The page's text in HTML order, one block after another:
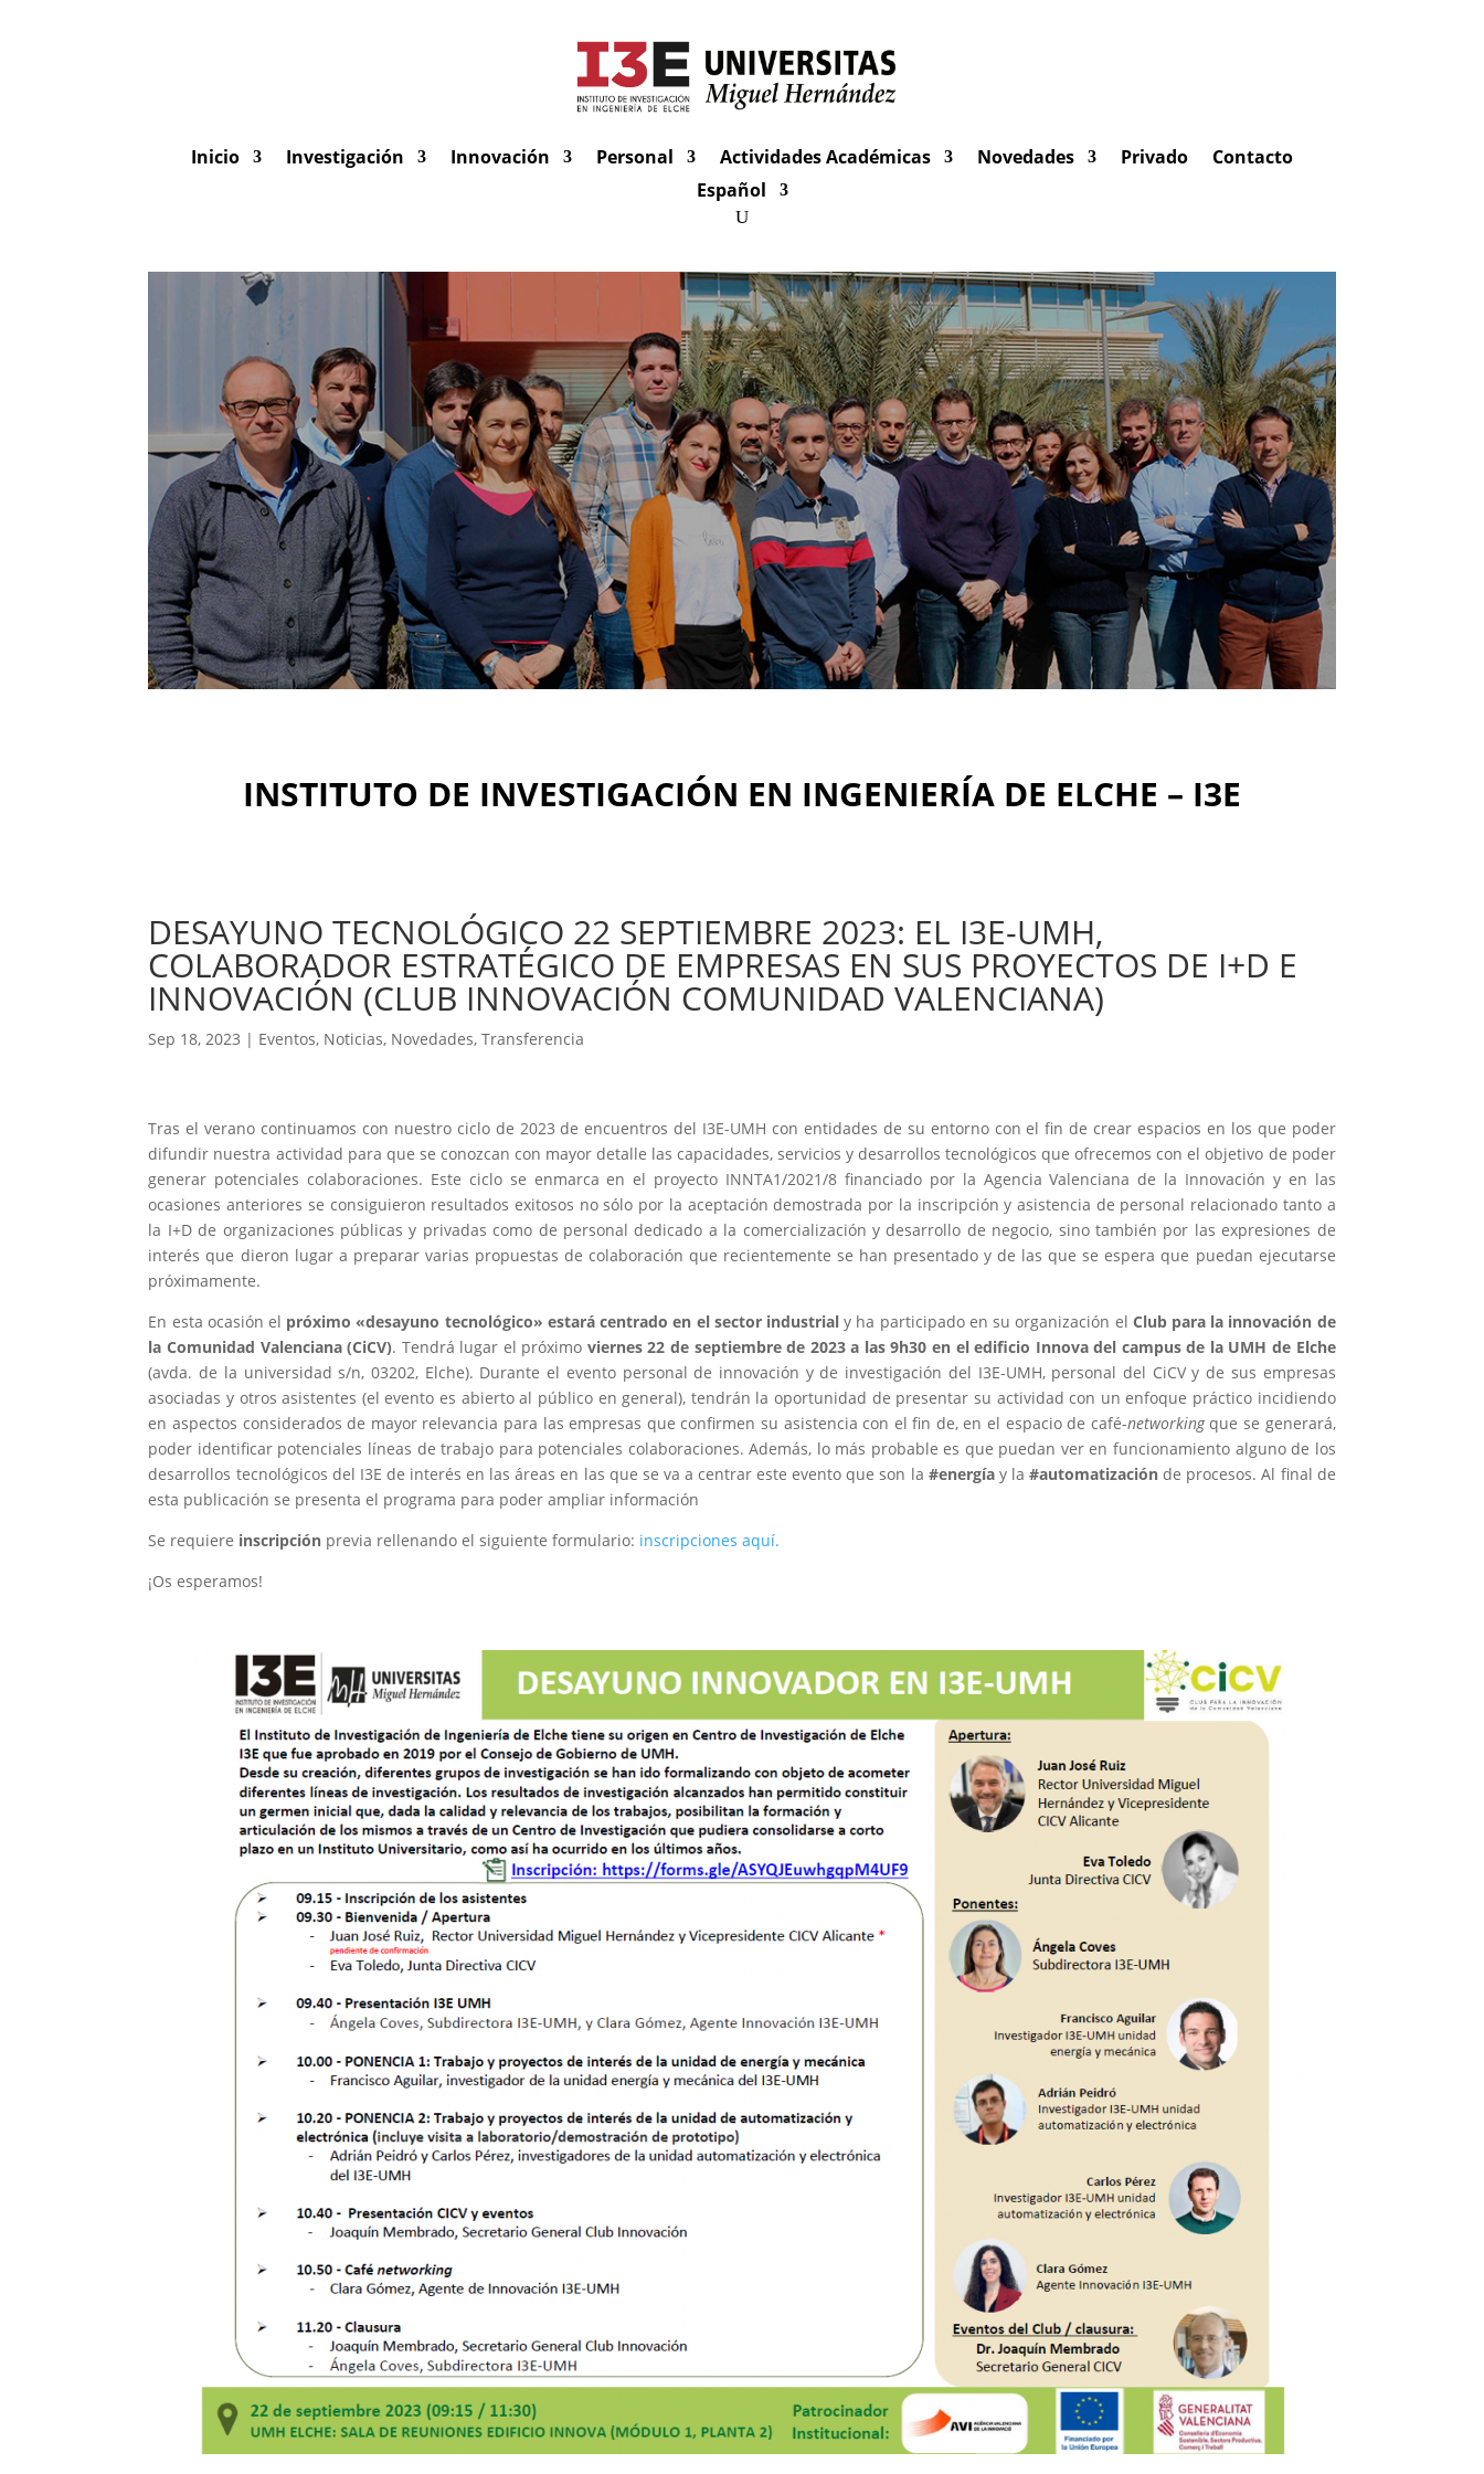
Inicio Investigación Innovación Personal Actividades Académicas Novedades Privado
Contacto
Español
INSTITUTO DE INVESTIGACIÓN EN INGENIERÍA DE ELCHE – I3E
DESAYUNO TECNOLÓGICO 22 SEPTIEMBRE 2023: EL I3E-UMH,
COLABORADOR ESTRATÉGICO DE EMPRESAS EN SUS PROYECTOS DE I+D E
INNOVACIÓN (CLUB INNOVACIÓN COMUNIDAD VALENCIANA)
Sep 18, 2023 | Eventos, Noticias, Novedades,Transferencia
Tras el verano continuamos con nuestro ciclo de 2023 de encuentros del I3E-UMH con entidades de su entorno con el fin de crear espacios en los que poder
difundir nuestra actividad para que se conozcan con mayor detalle las capacidades, servicios y desarrollos tecnológicos que ofrecemos con el objetivo de poder
generar potenciales colaboraciones. Este ciclo se enmarca en el proyecto INNTA1/2021/8 financiado por la Agencia Valenciana de la Innovación y en las
ocasiones anteriores se consiguieron resultados exitosos no sólo por la aceptación demostrada por la inscripción y asistencia de personal relacionado tanto a
la I+D de organizaciones públicas y privadas como de personal dedicado a la comercialización y desarrollo de negocio, sino también por las expresiones de
interés que dieron lugar a preparar varias propuestas de colaboración que recientemente se han presentado y de las que se espera que puedan ejecutarse
próximamente.
En esta ocasión el próximo «desayuno tecnológico» estará centrado en el sector industrialy ha participado en su organización el Club para la innovación de
la Comunidad Valenciana (CiCV). Tendrá lugar el próximo viernes 22 de septiembre de 2023 a las 9h30 en el edificio Innova del campus de la UMH de Elche
(avda. de la universidad s/n, 03202, Elche). Durante el evento personal de innovación y de investigación del I3E-UMH, personal del CiCV y de sus empresas
asociadas y otros asistentes (el evento es abierto al público en general), tendrán la oportunidad de presentar su actividad con un enfoque práctico incidiendo
en aspectos considerados de mayor relevancia para las empresas que confirmen su asistencia con el fin de, en el espacio de café-networkingque se generará,
poder identificar potenciales líneas de trabajo para potenciales colaboraciones. Además, lo más probable es que puedan ver en funcionamiento alguno de los
desarrollos tecnológicos del I3E de interés en las áreas en las que se va a centrar este evento que son la #energíay la#automatización de procesos. Al final de
esta publicación se presenta el programa para poder ampliar información
Se requiere inscripción previa rellenando el siguiente formulario: inscripciones aquí.
¡Os esperamos!